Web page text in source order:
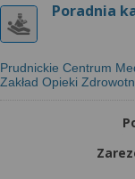
Poradnia
Prudnickie Centrum
Zakład Opieki